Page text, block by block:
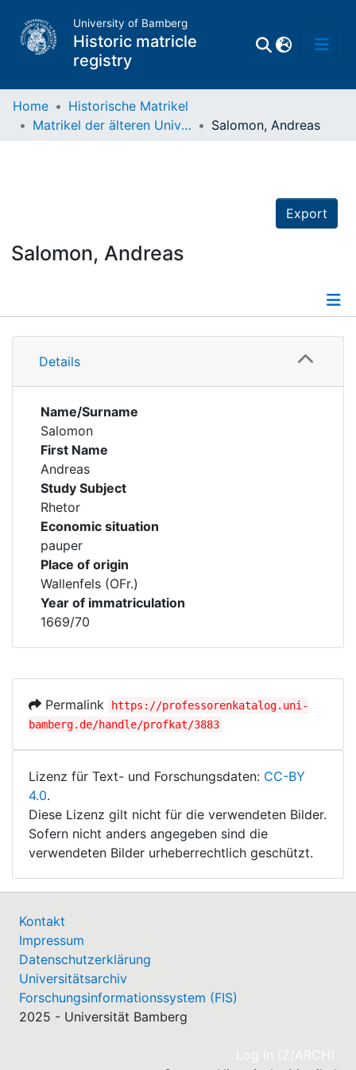
University of Bamberg
Historic matricle
registry
Home
Historische Matrikel
Matrikel der älteren Universität
Salomon, Andreas
Export
Salomon, Andreas
Details
Details
Name/Surname
Salomon
First Name
Andreas
Study Subject
Rhetor
Economic situation
pauper
Place of origin
Wallenfels (OFr.)
Year of immatriculation
1669/70
Permalink
https://professorenkatalog.uni-
bamberg.de/handle/profkat/3883
Lizenz für Text- und Forschungsdaten: CC-BY
4.0.
Diese Lizenz gilt nicht für die verwendeten Bilder.
Sofern nicht anders angegeben sind die
verwendeten Bilder urheberrechtlich geschützt.
Kontakt
Impressum
Datenschutzerklärung
Universitätsarchiv
Forschungsinformationssystem (FIS)
2025 - Universität Bamberg
Log In (Z/ARCH)